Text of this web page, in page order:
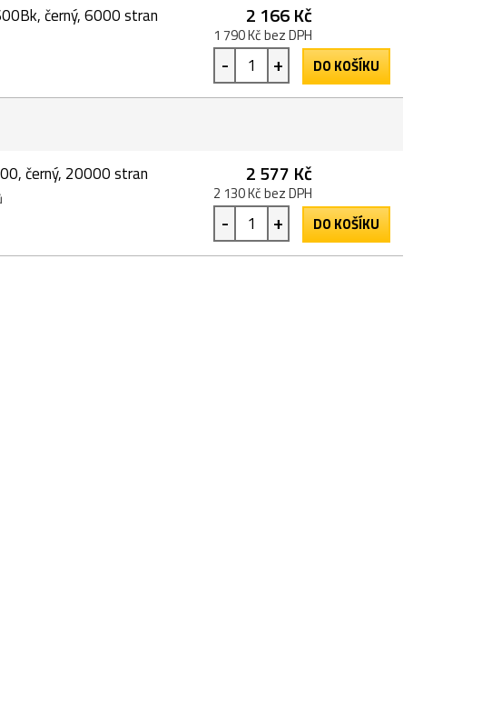
černý, 6000 stran 2 166 Kč
1 790 Kč bez DPH
- + DO KOŠÍKU
černý, 20000 stran 2 577 Kč
2 130 Kč bez DPH
- + DO KOŠÍKU